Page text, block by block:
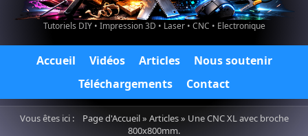
Tutoriels DIY • Impression 3D • Laser • CNC • Electronique
Accueil Vidéos Articles
Nous soutenir
Téléchargements
Contact
Vous êtes ici : Page d'Accueil» Articles» Une CNC XL avec broche
800x800mm.